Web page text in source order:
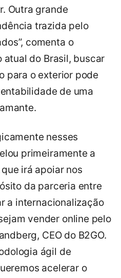
Outra grande
trazida pelo
comenta o
atual do Brasil, buscar
para o exterior pode
de uma
nesses
primeiramente a
irá apoiar nos
da parceria entre
a internacionalização
vender online pelo
CEO do B2GO.
ágil de
acelerar o